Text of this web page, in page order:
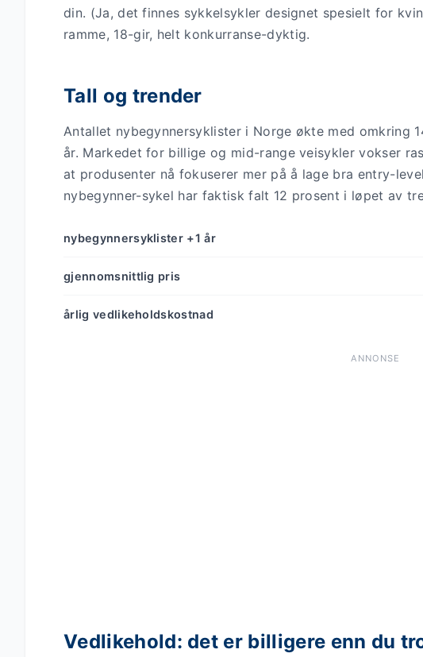
din. (Ja, det finnes sykkelsykler designet spesielt for
ramme, 18-gir, helt konkurranse-dyktig.
Tall og trender
Antallet nybegynnersyklister i Norge økte med omkring
år. Markedet for billige og mid-range veisykler vokser
at produsenter nå fokuserer mer på å lage bra entry-
nybegynner-sykel har faktisk falt 12 prosent i løpet av
nybegynnersyklister +1 år
gjennomsnittlig pris
årlig vedlikeholdskostnad
ANNONSE
Vedlikehold: det er billigere enn du